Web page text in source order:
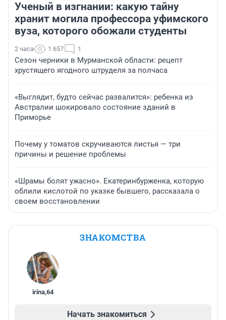
Ученый в изгнании: какую тайну
хранит могила профессора уфимского
вуза, которого обожали студенты
2 часа 1 657 1
Сезон черники в Мурманской области: рецепт
хрустящего ягодного штруделя за полчаса
«Выглядит, будто сейчас развалится»: ребенка из
Австралии шокировало состояние зданий в
Приморье
Почему у томатов скручиваются листья — три
причины и решение проблемы
«Шрамы болят ужасно». Екатеринбурженка, которую
облили кислотой по указке бывшего, рассказала о
своем восстановлении
ЗНАКОМСТВА
irina,64
Начать знакомиться